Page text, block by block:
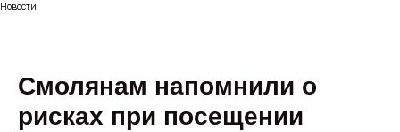
Новости
Смолянам напомнили о
рисках при посещении